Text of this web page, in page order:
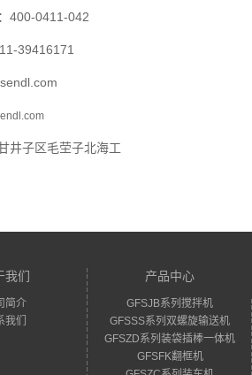
400-0411-042
39416171
井子区毛茔子北海工
我们
简介
我们
产品中心
GFSJB系列搅拌机
GFSSS系列双螺旋输送机
GFSZD系列装袋插棒一体机
GFSFK翻框机